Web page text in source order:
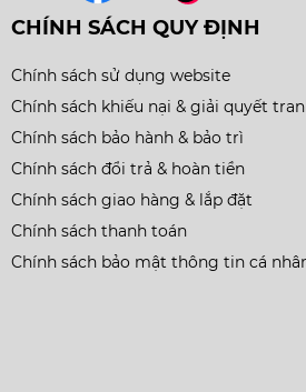
CHÍNH SÁCH QUY ĐỊNH
Chính sách sử dụng website
Chính sách khiếu nại & giải quyết
Chính sách bảo hành & bảo trì
Chính sách đổi trả & hoàn tiền
Chính sách giao hàng & lắp đặt
Chính sách thanh toán
Chính sách bảo mật thông tin cá